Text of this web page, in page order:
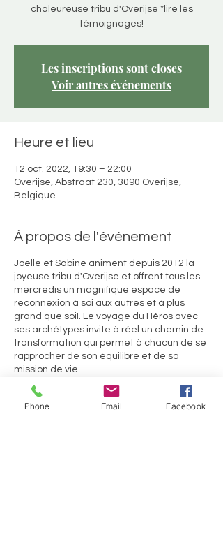
chaleureuse tribu d'Overijse *lire les
témoignages!
Les inscriptions sont closes
Voir autres événements
Heure et lieu
12 oct. 2022, 19:30 – 22:00
Overijse, Abstraat 230, 3090 Overijse,
Belgique
À propos de l'événement
Joëlle et Sabine animent depuis 2012 la
joyeuse tribu d'Overijse et offrent tous les
mercredis un magnifique espace de
reconnexion à soi aux autres et à plus
grand que soi!. Le voyage du Héros avec
ses archétypes invite à réel un chemin de
transformation qui permet à chacun de se
rapprocher de son équilibre et de sa
mission de vie.
***Voir la VIDEO de présentation de la
biodanza en bas de la page d'accueil de
Phone Email Facebook